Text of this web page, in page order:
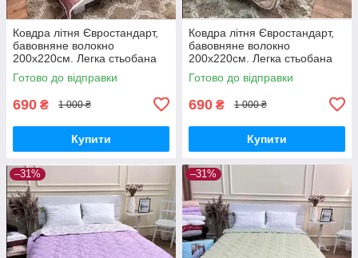
Ковдра літня Євростандарт,
бавовняне волокно
200х220см. Легка стьобана
ковдра ТМ ODA.
Готово до відправки
690 ₴ 1 000 ₴
Купити
Ковдра літня Євростандарт,
бавовняне волокно
200х220см. Легка стьобана
ковдра ТМ ODA.
Готово до відправки
690 ₴ 1 000 ₴
Купити
–31% –31%